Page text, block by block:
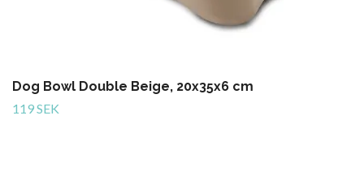
Dog Bowl Double Beige, 20x35x6 cm
119 SEK